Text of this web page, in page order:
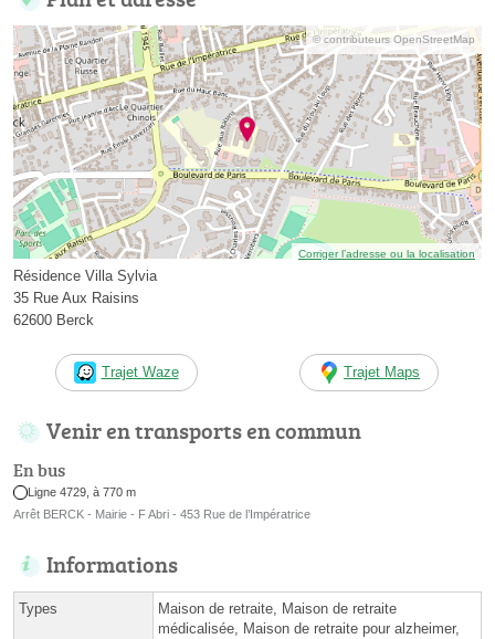
© contributeurs OpenStreetMap
Corriger l’adresse ou la localisation
Résidence Villa Sylvia
35 Rue Aux Raisins
62600 Berck
Trajet Waze Trajet Maps
Venir en transports en commun
En bus
Ligne 4729, à 770 m
Arrêt BERCK - Mairie - F Abri - 453 Rue de l’Impératrice
Informations
Types
Maison de retraite, Maison de retraite
médicalisée, Maison de retraite pour alzheimer,